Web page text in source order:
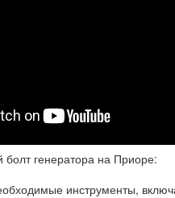
генератора на Приоре:
инструменты,